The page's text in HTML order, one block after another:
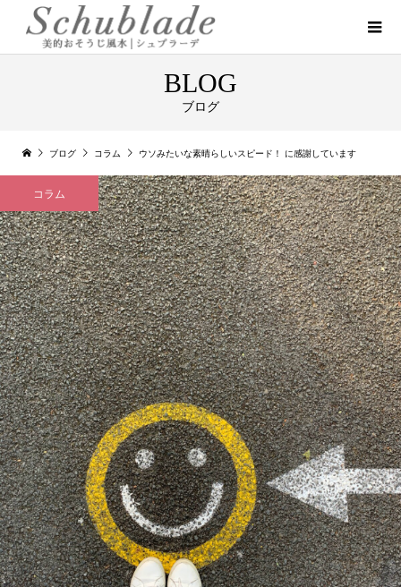
BLOG
ブログ
ブログ コラム ウソみたいな素晴らしいスピード！ に感謝しています
コラム